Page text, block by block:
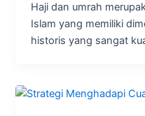
Haji dan umrah
Islam yang memiliki
historis yang sangat